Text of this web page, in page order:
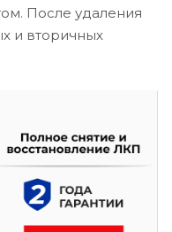
После удаления
и вторичных